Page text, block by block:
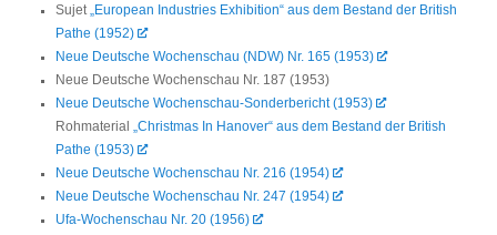
Sujet
„European Industries Exhibition“ aus dem Bestand der British
Pathe (1952)
Neue Deutsche Wochenschau (NDW) Nr. 165 (1953)
Neue Deutsche Wochenschau Nr. 187 (1953)
Neue Deutsche Wochenschau-Sonderbericht (1953)
Rohmaterial
„Christmas In Hanover“ aus dem Bestand der British
Pathe (1953)
Neue Deutsche Wochenschau Nr. 216 (1954)
Neue Deutsche Wochenschau Nr. 247 (1954)
Ufa-Wochenschau Nr. 20 (1956)